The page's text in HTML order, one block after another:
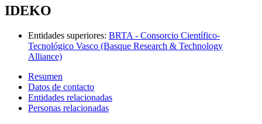
IDEKO
Entidades superiores: BRTA - Consorcio Científico-
Tecnológico Vasco (Basque Research & Technology
Alliance)
Resumen
Datos de contacto
Entidades relacionadas
Personas relacionadas